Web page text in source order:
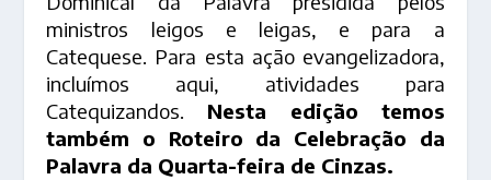
ministros leigos e leigas, e para a
Catequese. Para esta ação evangelizadora,
incluímos aqui, atividades para
Catequizandos. Nesta edição temos
também o Roteiro da Celebração da
Palavra da Quarta-feira de Cinzas.